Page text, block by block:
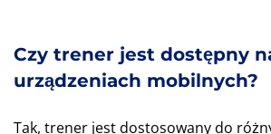
Czy trener jest dostępny
urządzeniach mobilnych?
Tak, trener jest dostosowany do